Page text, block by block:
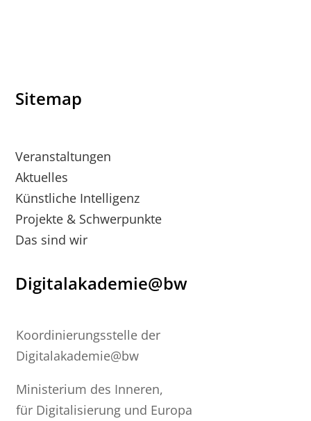
Sitemap
Veranstaltungen
Aktuelles
Künstliche Intelligenz
Projekte & Schwerpunkte
Das sind wir
Digitalakademie@bw
Koordinierungsstelle der
Digitalakademie@bw
Ministerium des Inneren,
für Digitalisierung und Europa